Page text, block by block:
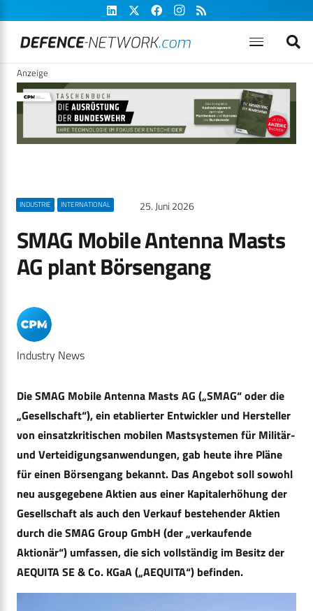
Anzeige
INDUSTRIE INTERNATIONAL 25. Juni 2026
SMAG Mobile Antenna Masts
AG plant Börsengang
Industry News
Die SMAG Mobile Antenna Masts AG („SMAG“ oder die
„Gesellschaft“), ein etablierter Entwickler und Hersteller
von einsatzkritischen mobilen Mastsystemen für Militär-
und Verteidigungsanwendungen, gab heute ihre Pläne
für einen Börsengang bekannt. Das Angebot soll sowohl
neu ausgegebene Aktien aus einer Kapitalerhöhung der
Gesellschaft als auch den Verkauf bestehender Aktien
durch die SMAG Group GmbH (der „verkaufende
Aktionär“) umfassen, die sich vollständig im Besitz der
AEQUITA SE & Co. KGaA („AEQUITA“) befinden.